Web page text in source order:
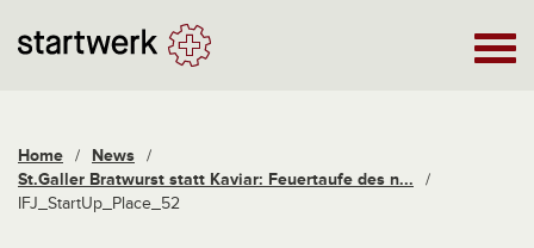
Home / News /
St.Galler Bratwurst statt Kaviar: Feuertaufe des n...
/
IFJ_StartUp_Place_52